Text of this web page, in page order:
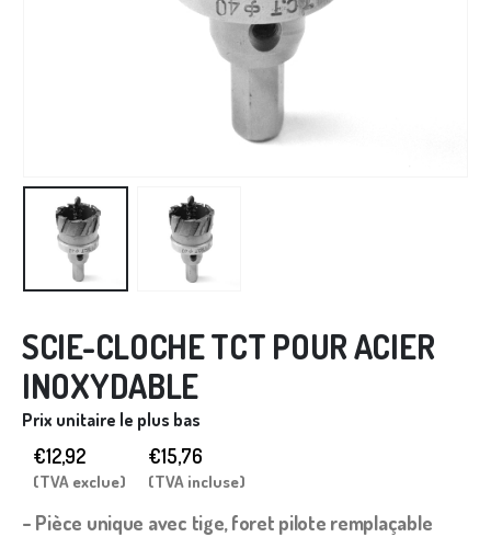
SCIE-CLOCHE TCT POUR ACIER
INOXYDABLE
Prix unitaire le plus bas
€12,92
(TVA exclue)
€15,76
(TVA incluse)
– Pièce unique avec tige, foret pilote remplaçable